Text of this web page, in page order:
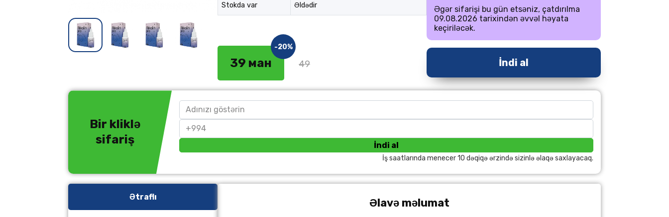
Stokda var Əldədir
39 ман
-20%
49
Əgər sifarişi bu gün etsəniz, çatdırılma
09.08.2026 tarixindən əvvəl həyata
keçiriləcək.
İndi al
Bir kliklə
sifariş
İndi al
İş saatlarında menecer 10 dəqiqə ərzində sizinlə əlaqə saxlayacaq.
Ətraflı Əlavə məlumat